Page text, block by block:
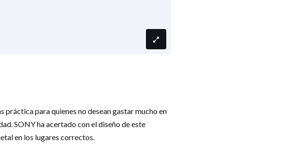
para quienes no desean gastar mucho en
SONY ha acertado con el diseño de este
en los lugares correctos.